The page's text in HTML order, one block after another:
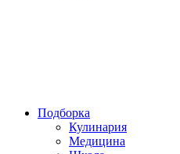
Подборка
Кулинария
Медицина